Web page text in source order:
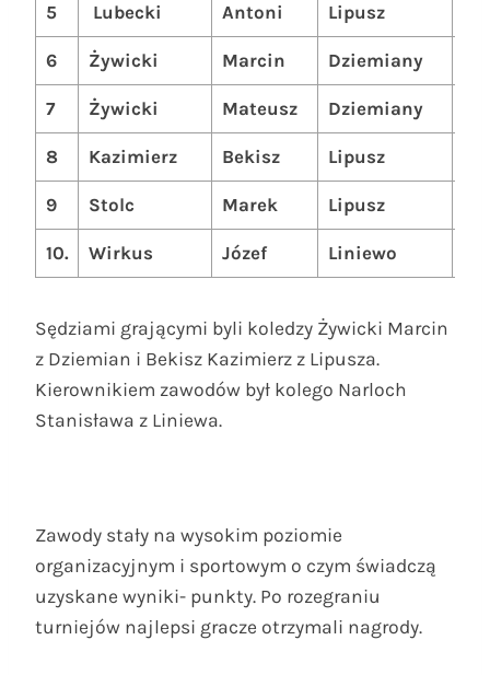
5 Lubecki Antoni Lipusz
6 Żywicki Marcin Dziemiany
7 Żywicki Mateusz Dziemiany
8 Kazimierz Bekisz Lipusz
9 Stolc Marek Lipusz
10. Wirkus Józef Liniewo
Sędziami grającymi byli koledzy Żywicki Marcin
z Dziemian i Bekisz Kazimierz z Lipusza.
Kierownikiem zawodów był kolego Narloch
Stanisława z Liniewa.
Zawody stały na wysokim poziomie
organizacyjnym i sportowym o czym świadczą
uzyskane wyniki- punkty. Po rozegraniu
turniejów najlepsi gracze otrzymali nagrody.